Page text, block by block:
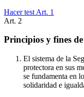
Hacer test Art. 1
Art. 2
Principios y fines
El sistema de la
protectora en sus
se fundamenta en
solidaridad e